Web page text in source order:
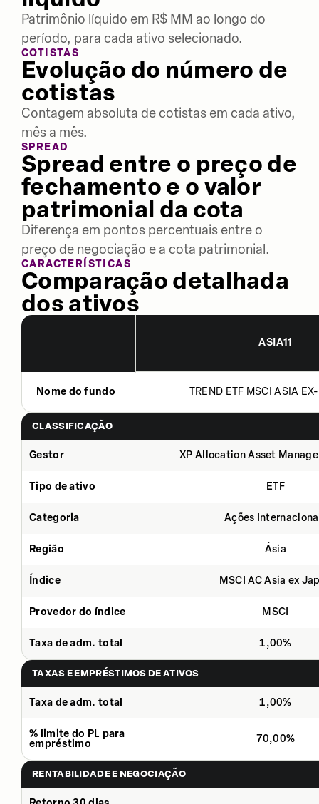
Patrimônio líquido em R$ MM ao longo do
período, para cada ativo selecionado.
COTISTAS
Evolução do número de
cotistas
Contagem absoluta de cotistas em cada ativo,
mês a mês.
SPREAD
Spread entre o preço de
fechamento e o valor
patrimonial da cota
Diferença em pontos percentuais entre o
preço de negociação e a cota patrimonial.
CARACTERÍSTICAS
Comparação detalhada
dos ativos
ASIA11
Nome do fundo TREND ETF MSCI ASIA
CLASSIFICAÇÃO
Gestor XP Allocation Asset
Tipo de ativo ETF
Categoria Ações
Região Ásia
Índice MSCI AC Asia ex
Provedor do índice MSCI
Taxa de adm. total 1,00%
TAXAS E EMPRÉSTIMOS DE ATIVOS
Taxa de adm. total 1,00%
% limite do PL para
empréstimo
70,00%
RENTABILIDADE E NEGOCIAÇÃO